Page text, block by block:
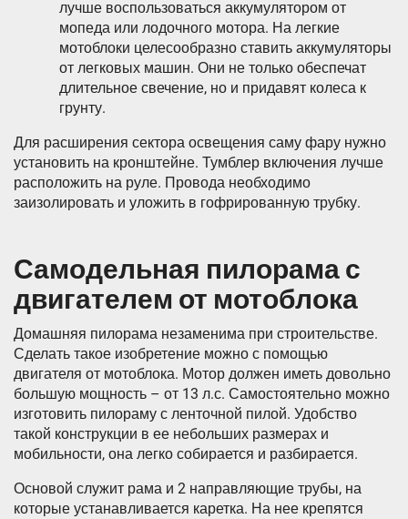
лучше воспользоваться аккумулятором от
мопеда или лодочного мотора. На легкие
мотоблоки целесообразно ставить аккумуляторы
от легковых машин. Они не только обеспечат
длительное свечение, но и придавят колеса к
грунту.
Для расширения сектора освещения саму фару нужно
установить на кронштейне. Тумблер включения лучше
расположить на руле. Провода необходимо
заизолировать и уложить в гофрированную трубку.
Самодельная пилорама с
двигателем от мотоблока
Домашняя пилорама незаменима при строительстве.
Сделать такое изобретение можно с помощью
двигателя от мотоблока. Мотор должен иметь довольно
большую мощность – от 13 л.с. Самостоятельно можно
изготовить пилораму с ленточной пилой. Удобство
такой конструкции в ее небольших размерах и
мобильности, она легко собирается и разбирается.
Основой служит рама и 2 направляющие трубы, на
которые устанавливается каретка. На нее крепятся